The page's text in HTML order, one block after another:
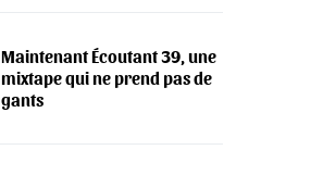
Maintenant Écoutant 39, une
mixtape qui ne prend pas de
gants